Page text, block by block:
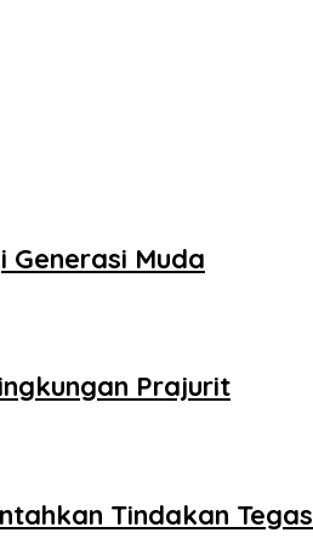
Muda
Prajurit
Tindakan Tegas